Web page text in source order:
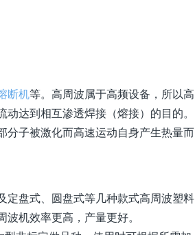
断机等。高周波属于高频设备，所以高
达到相互渗透焊接（熔接）的目的。
分子被激化而高速运动自身产生热量而
盘式、圆盘式等几种款式高周波塑料
机效率更高，产量更好。